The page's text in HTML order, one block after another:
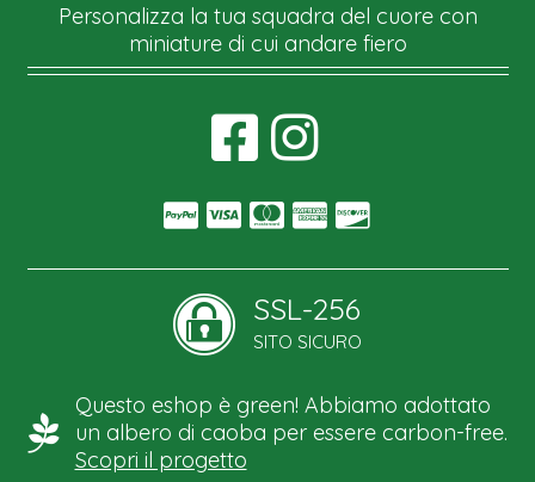
Personalizza la tua squadra del cuore con
miniature di cui andare fiero
SSL-256
SITO SICURO
Questo eshop è green! Abbiamo adottato
un albero di caoba per essere carbon-free.
Scopri il progetto